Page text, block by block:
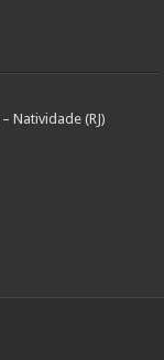
Natividade (RJ)